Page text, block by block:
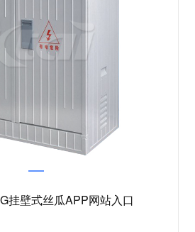
挂壁式丝瓜APP网站入口